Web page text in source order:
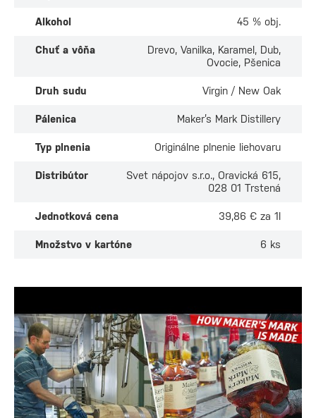
Alkohol 45 % obj.
Chuť a vôňa
Drevo, Vanilka, Karamel, Dub,
Ovocie, Pšenica
Druh sudu Virgin / New Oak
Pálenica Maker’s Mark Distillery
Typ plnenia Originálne plnenie liehovaru
Distribútor
Svet nápojov s.r.o., Oravická 615,
028 01 Trstená
Jednotková cena 39,86 € za 1l
Množstvo v kartóne 6 ks